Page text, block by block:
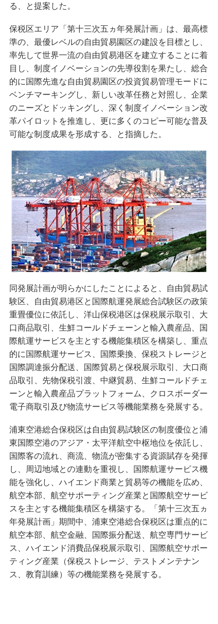
る、と提案した。
保税区エリア「第十三次五ヵ年発展計画」は、最高標
準の、最優レベルの自由貿易園区の建設を目標とし、
率先して世界一流の自由貿易港区を建立することに着
目し、制度イノベーションの先導役割を果たし、総合
的に国際先進な自由貿易園区の投資貿易管理モードに
ベンチマーキングし、新しい改革任務と対照し、企業
のニーズとドッキングし、深く制度イノベーション改
革パイロットを推進し、更に多くのコピー可能な普及
可能な制度成果を形成する、と指摘した。
同発展計画が明らかにしたことによると、自由貿易試
験区、自由貿易港区と国際航運発展総合試験区の政策
重畳優位に依託し、洋山保税港区は保税展示取引、大
口商品取引、生鮮コールドチェーンと輸入農産品、国
際航運サービスを主とする機能集積区を構築し、重点
的に国際航運サービス、国際乗換、保税ストレージと
国際調達振分配送、国際貿易と保税展示取引、大口商
品取引、先物保税引渡、中継貿易、生鮮コールドチェ
ーンと輸入農産品プラットフォーム、クロスボーダー
電子商取引及び物流サービス等機能業務を発展する。
浦東空港総合保税区は自由貿易試験区の制度優位と浦
東国際空港のアジア・太平洋航空中枢地位を依託し、
国際客の流れ、商流、物流が密集する資源賦存を発揮
し、周辺地域との連動を重視し、国際航運サービス機
能を強化し、ハイエンド商業と貿易等の機能を広め、
航空本部、航空サポーティング産業と国際航空サービ
スを主とする機能集積区を構築する。「第十三次五ヵ
年発展計画」期間中、浦東空港総合保税区は重点的に
航空本部、航空金融、国際振分配送、航空専門サービ
ス、ハイエンド消費品保税展示取引、国際航空サポー
ティング産業（保税ストレージ、テストメンテナン
ス、教育訓練）等の機能業務を発展する。